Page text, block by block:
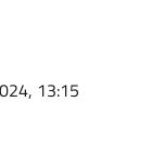
13:15